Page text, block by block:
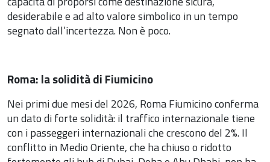
desiderabile e ad alto valore simbolico in un tempo
segnato dall’incertezza. Non è poco.
Roma: la solidità di Fiumicino
Nei primi due mesi del 2026, Roma Fiumicino conferma
un dato di forte solidità: il traffico internazionale tiene
con i passeggeri internazionali che crescono del 2%. Il
conflitto in Medio Oriente, che ha chiuso o ridotto